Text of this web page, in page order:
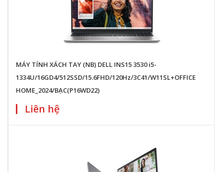
MÁY TÍNH XÁCH TAY (NB) DELL INS15 3530 i5-
1334U/16GD4/512SSD/15.6FHD/120Hz/3C41/W11SL+OFFICE
HOME_2024/BẠC(P16WD22)
Liên hệ